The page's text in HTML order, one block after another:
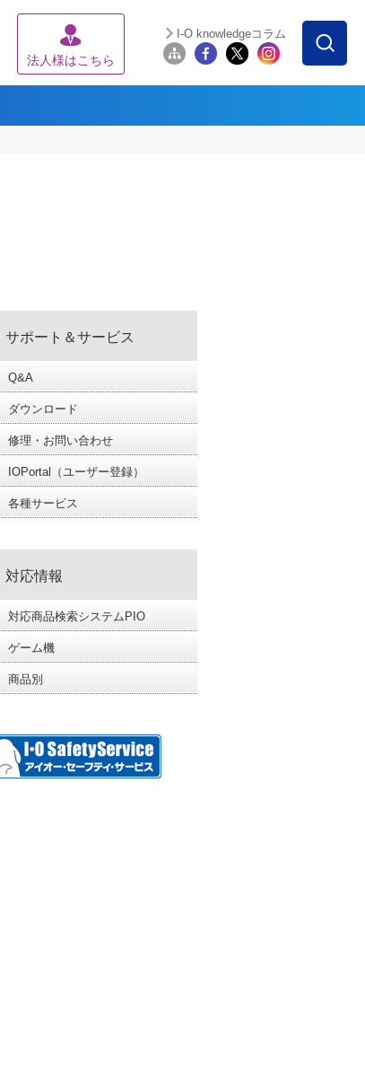
法人様はこちら
I-O knowledgeコラム
サポート＆サービス
Q&A
ダウンロード
修理・お問い合わせ
IOPortal（ユーザー登録）
各種サービス
対応情報
対応商品検索システムPIO
ゲーム機
商品別